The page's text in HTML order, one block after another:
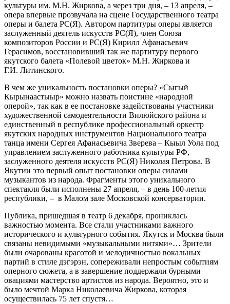
культуры им. М.Н. Жиркова, а через три дня, – 13 апреля, –
опера впервые прозвучала на сцене Государственного театра
оперы и балета РС(Я). Автором партитуры оперы является
заслуженный деятель искусств РС(Я), член Союза
композиторов России и РС(Я) Кирилл Афанасьевич
Герасимов, восстановивший так же партитуру первого
якутского балета «Полевой цветок» М.Н. Жиркова и
Г.И. Литинского.
В чем же уникальность постановки оперы? «Сыгый
Кырынаастыыр» можно назвать поистине «народной
оперой», так как в ее постановке задействованы участники
художественной самодеятельности Вилюйского района и
единственный в республике профессиональный оркестр
якутских народных инструментов Национального театра
танца имени Сергея Афанасьевича Зверева – Кыыл Уола под
управлением заслуженного работника культуры РФ,
заслуженного деятеля искусств РС(Я) Николая Петрова. В
Якутии это первый опыт постановки оперы силами
музыкантов из народа. Фрагменты этого уникального
спектакля были исполнены 27 апреля, – в день 100-летия
республики, – в Малом зале Московской консерватории.
Публика, пришедшая в театр 6 декабря, прониклась
важностью момента. Все стали участниками важного
исторического и культурного события. Якутск и Москва были
связаны невидимыми «музыкальными нитями»… Зрители
были очарованы красотой и мелодичностью вокальных
партий в стиле дэгэрэн, сопереживали непростым событиям
оперного сюжета, а в завершение поддержали бурными
овациями мастерство артистов из народа. Вероятно, это и
было мечтой Марка Николаевича Жиркова, которая
осуществилась 75 лет спустя…